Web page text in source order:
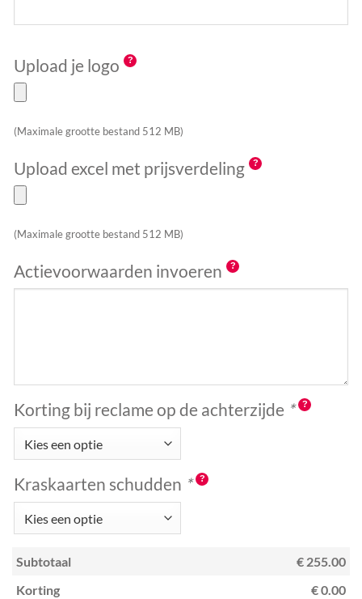
Upload je logo
(Maximale grootte bestand 512 MB)
Upload excel met prijsverdeling
(Maximale grootte bestand 512 MB)
Actievoorwaarden invoeren
Korting bij reclame op de achterzijde *
Kraskaarten schudden *
Subtotaal
€ 255.00
Korting
€ 0.00